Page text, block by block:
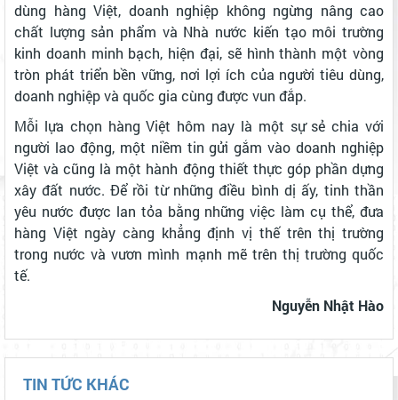
dùng hàng Việt, doanh nghiệp không ngừng nâng cao
chất lượng sản phẩm và Nhà nước kiến tạo môi trường
kinh doanh minh bạch, hiện đại, sẽ hình thành một vòng
tròn phát triển bền vững, nơi lợi ích của người tiêu dùng,
doanh nghiệp và quốc gia cùng được vun đắp.
Mỗi lựa chọn hàng Việt hôm nay là một sự sẻ chia với
người lao động, một niềm tin gửi gắm vào doanh nghiệp
Việt và cũng là một hành động thiết thực góp phần dựng
xây đất nước. Để rồi từ những điều bình dị ấy, tinh thần
yêu nước được lan tỏa bằng những việc làm cụ thể, đưa
hàng Việt ngày càng khẳng định vị thế trên thị trường
trong nước và vươn mình mạnh mẽ trên thị trường quốc
tế.
Nguyễn Nhật Hào
TIN TỨC KHÁC